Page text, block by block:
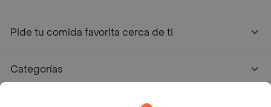
Pide tu comida favorita cerca de ti
Categorías